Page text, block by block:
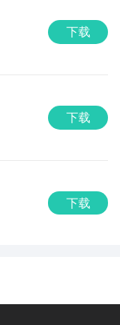
下载
下载
下载